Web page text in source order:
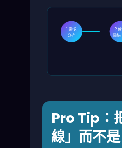
1 需求
分析
2
隱私
Pro Tip：
線」而不是